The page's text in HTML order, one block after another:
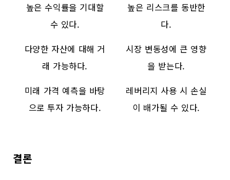
높은 수익률을 기대할
수 있다.
높은 리스크를 동반한
다.
다양한 자산에 대해 거
래 가능하다.
시장 변동성에 큰 영향
을 받는다.
미래 가격 예측을 바탕
으로 투자 가능하다.
레버리지 사용 시 손실
이 배가될 수 있다.
결론